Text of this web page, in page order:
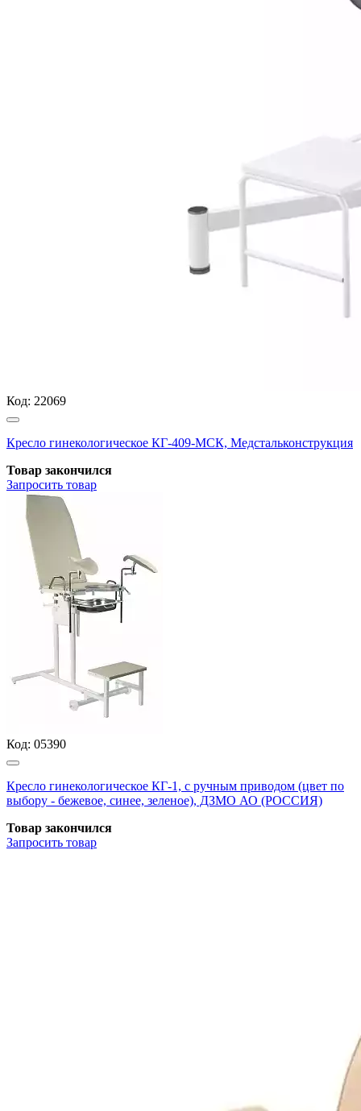
Код: 22069
Кресло гинекологическое КГ-409-МСК, Медстальконструкция
Товар закончился
Запросить товар
Код: 05390
Кресло гинекологическое КГ-1, с ручным приводом (цвет по
выбору - бежевое, синее, зеленое), ДЗМО АО (РОССИЯ)
Товар закончился
Запросить товар